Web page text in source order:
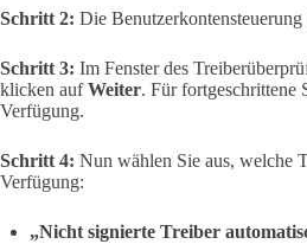
Schritt 2: Die
Schritt 3: Im Fenster des
klicken aufWeiter. Für fortgeschrittene
Verfügung.
Schritt 4: Nun wählen Sie aus, welche
Verfügung:
„Nicht signierte Treiber